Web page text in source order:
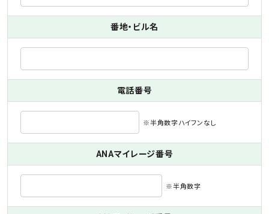
番地・ビル名
電話番号
※半角数字ハイフンなし
ANAマイレージ番号
※半角数字